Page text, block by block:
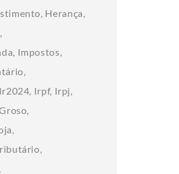
Herança
Impostos
Ir2024 Irpf Irpj